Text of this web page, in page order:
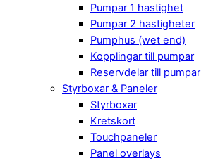
Pumpar 1 hastighet
Pumpar 2 hastigheter
Pumphus (wet end)
Kopplingar till pumpar
Reservdelar till pumpar
Styrboxar & Paneler
Styrboxar
Kretskort
Touchpaneler
Panel overlays